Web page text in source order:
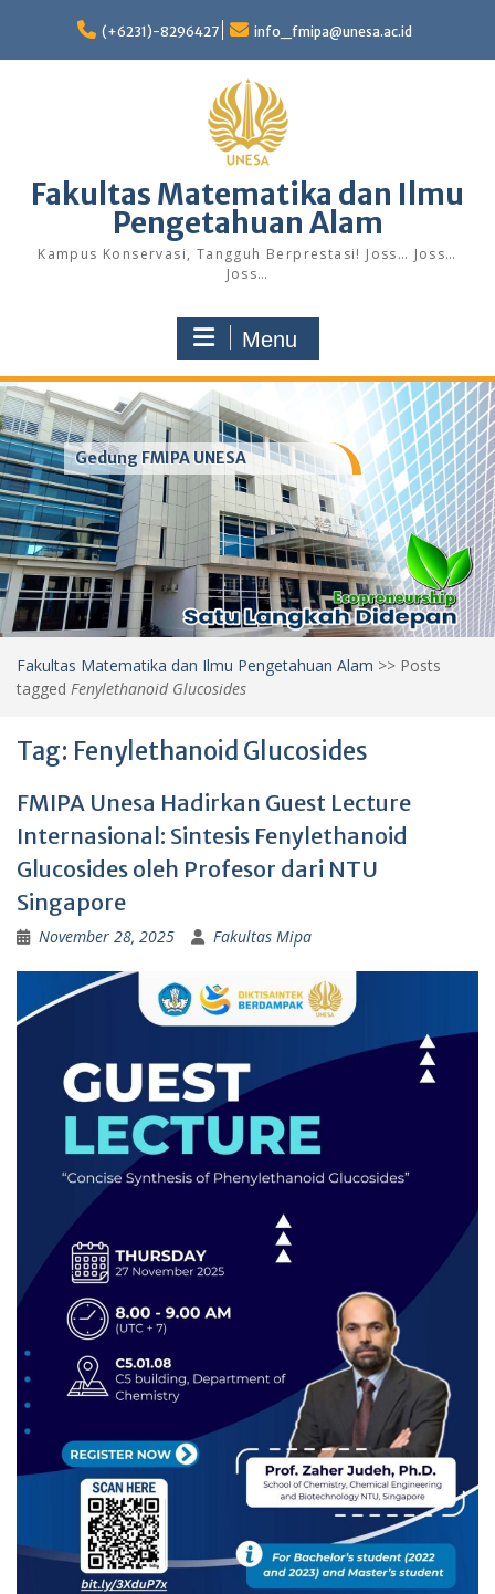
content
(+6231)-8296427 info_fmipa@unesa.ac.id
Fakultas Matematika dan Ilmu
Pengetahuan Alam
Kampus Konservasi, Tangguh Berprestasi! Joss… Joss…
Joss…
Menu
Gedung FMIPA UNESA
Fakultas Matematika dan Ilmu Pengetahuan Alam >> Posts
tagged Fenylethanoid Glucosides
Tag: Fenylethanoid Glucosides
FMIPA Unesa Hadirkan Guest Lecture
Internasional: Sintesis Fenylethanoid
Glucosides oleh Profesor dari NTU
Singapore
November 28, 2025 Fakultas Mipa